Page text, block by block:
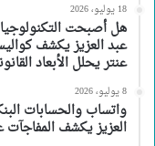
18 يوليو، 2026
هل أصبحت
عبد العزيز يكشف
عنتر يحلل الأبعاد
8 يوليو، 2026
واتساب والحسابات
العزيز يكشف المفاجآت